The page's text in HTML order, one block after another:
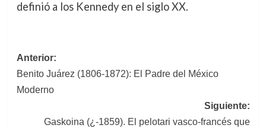
definió a los Kennedy en el siglo XX.
Navegación
de
Anterior:
Benito Juárez (1806-1872): El Padre del México
Moderno
Siguiente:
Gaskoina (¿-1859). El pelotari vasco-francés que